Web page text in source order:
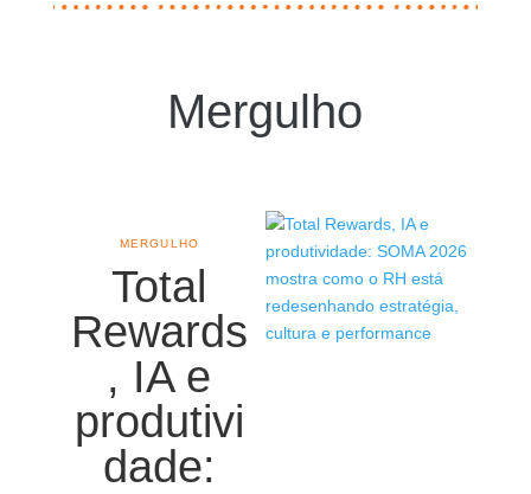
Mergulho
Total
Rewards
, IA e
produtivi
dade:
MERGULHO